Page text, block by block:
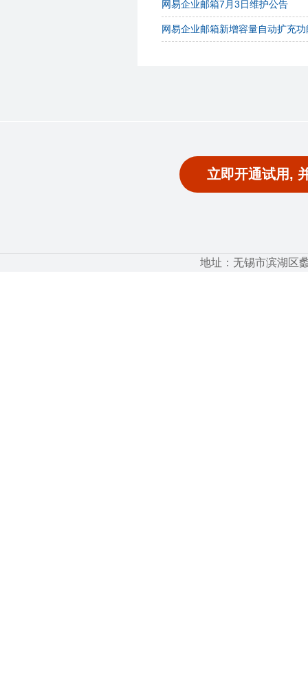
网易企业邮箱7月3日维护公告
网易企业邮箱新增容量自动扩充功
立即开通试用,
地址：无锡市滨湖区